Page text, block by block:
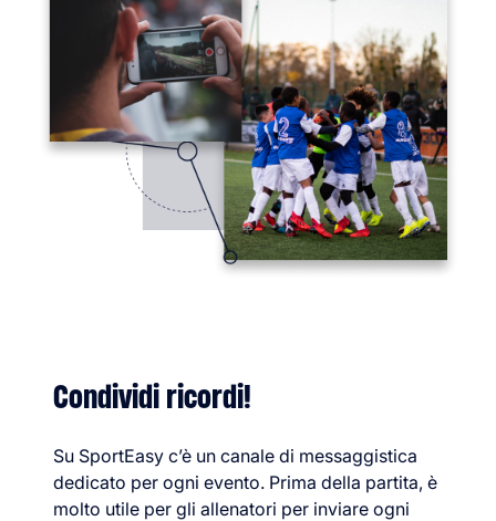
Condividi ricordi!
Su SportEasy c’è un canale di messaggistica
dedicato per ogni evento. Prima della partita, è
molto utile per gli allenatori per inviare ogni